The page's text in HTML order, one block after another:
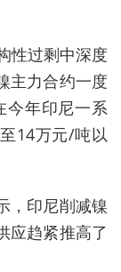
性过剩中深度
主力合约一度
今年印尼一系
14万元/吨以
，印尼削减镍
应趋紧推高了